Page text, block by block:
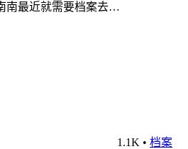
南最近就需要档案去…
1.1K • 档案